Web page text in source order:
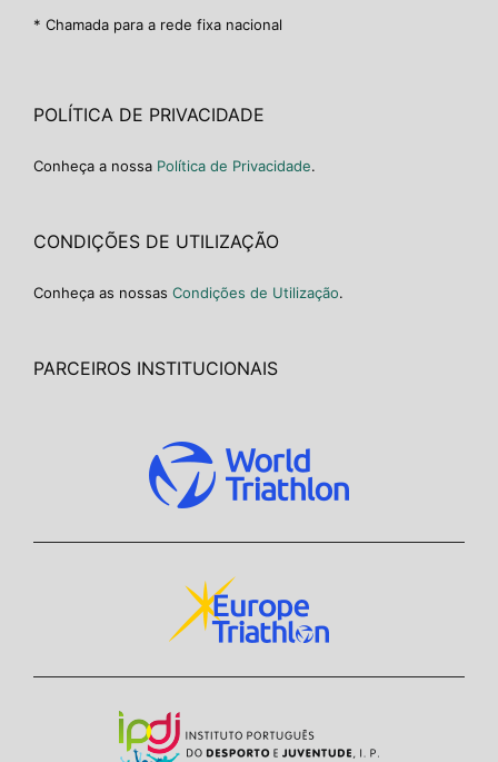
* Chamada para a rede fixa nacional
POLÍTICA DE PRIVACIDADE
Conheça a nossa Política de Privacidade.
CONDIÇÕES DE UTILIZAÇÃO
Conheça as nossas Condições de Utilização.
PARCEIROS INSTITUCIONAIS